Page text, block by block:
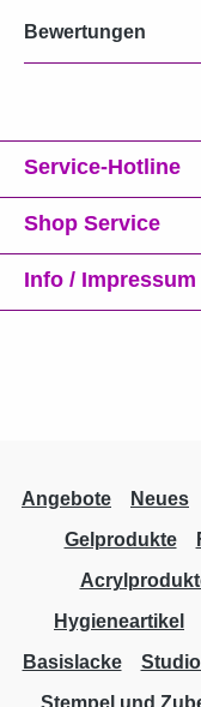
Bewertungen
Service-Hotline
Shop Service
Info / Impressum
Angebote Neues
Gelprodukte
Hygieneartikel
Basislacke
Stempel und